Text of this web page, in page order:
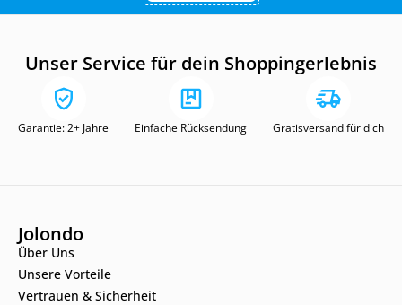
Unser Service für dein Shoppingerlebnis
Garantie: 2+ Jahre Einfache Rücksendung Gratisversand für dich
Jolondo
Über Uns
Unsere Vorteile
Vertrauen & Sicherheit